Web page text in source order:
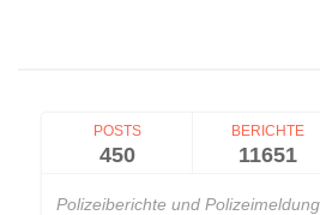
POSTS
450
BERICHTE
11651
Polizeiberichte und